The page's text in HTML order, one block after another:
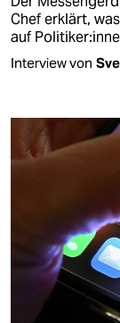
Chef erklärt,
auf
Interview von